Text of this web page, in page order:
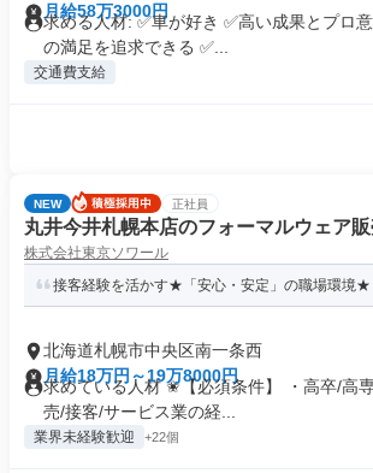
月給58万3000円
求める人材: ✅車が好き ✅高い成果とプロ
の満足を追求できる ✅...
交通費支給
NEW 正社員
丸井今井札幌本店のフォーマルウェア
株式会社東京ソワール
接客経験を活かす★「安心・安定」の職場環境★
北海道札幌市中央区南一条西
月給18万円～19万8000円
求めている人材 ✬【必須条件】 ・高卒/高
売/接客/サービス業の経...
業界未経験歓迎 +22個